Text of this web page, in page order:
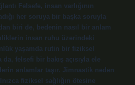
Felsefe, insan varlığının
her soruya bir başka soruyla
biri de, bedenin nasıl bir anlam
insan ruhu üzerindeki
yaşamda rutin bir fiziksel
felsefi bir bakış açısıyla ele
anlamlar taşır. Jimnastik neden
fiziksel sağlığın ötesine